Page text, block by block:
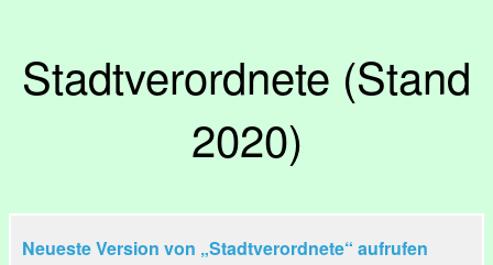
Stadtverordnete (Stand
2020)
Neueste Version von „Stadtverordnete“ aufrufen